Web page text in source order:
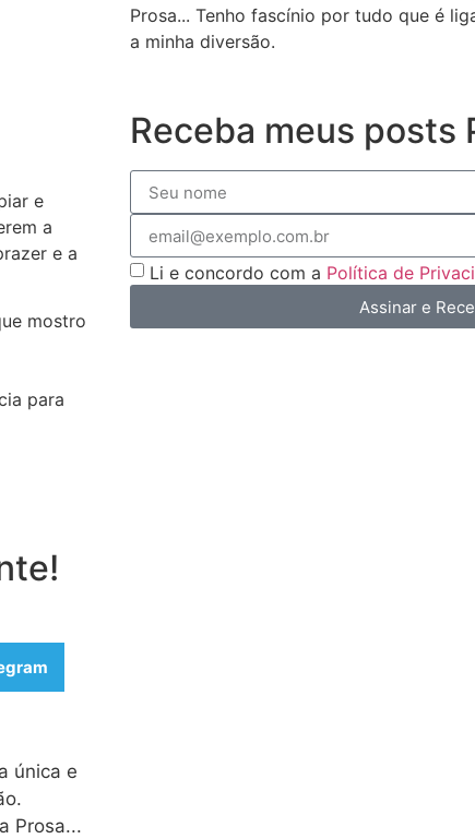
e
a
e a
mostro
para
única e
Prosa...
Prosa... Tenho fascínio por tudo que é
a minha diversão.
Receba meus posts
Li e concordo com a Política de
Assinar e